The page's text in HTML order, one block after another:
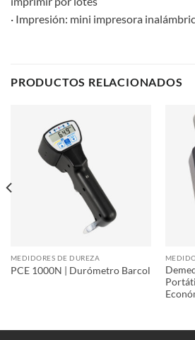
· Impresión: mini impresora
PRODUCTOS RELACIONADOS
MEDIDORES DE DUREZA
PCE 1000N | Durómetro Barcol